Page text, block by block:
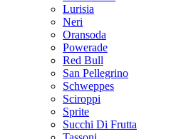
Lurisia
Neri
Oransoda
Powerade
Red Bull
San Pellegrino
Schweppes
Sciroppi
Sprite
Succhi Di Frutta